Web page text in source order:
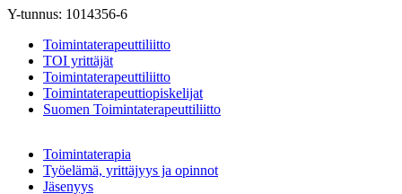
Y-tunnus: 1014356-6
Toimintaterapeuttiliitto
TOI yrittäjät
Toimintaterapeuttiliitto
Toimintaterapeuttiopiskelijat
Suomen Toimintaterapeuttiliitto
Toimintaterapia
Työelämä, yrittäjyys ja opinnot
Jäsenyys